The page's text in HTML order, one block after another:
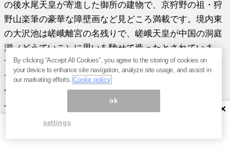
の後水尾天皇が寄進した御所の建物で、京狩野の祖・狩
野山楽筆の豪華な障壁画など見どころ満載です。境内東
の大沢池は嵯峨離宮の名残りで、嵯峨天皇が中国の洞庭
湖（どうていこ）に思いを馳せて造ったとされていま
す。現存する日本最古で最大の人造湖です。この池にか
つては船を浮かべ、月を観ながら宴が繰り広げられたと
伝わります。今でも毎年中秋の名月のころ、「観月の夕
べ」が催され、多くの参拝客を魅了しています。
×
By clicking “Accept All Cookies”, you agree to the storing of cookies on
your device to enhance site navigation, analyze site usage, and assist in
our marketing efforts.Coolie policy
ok
settings